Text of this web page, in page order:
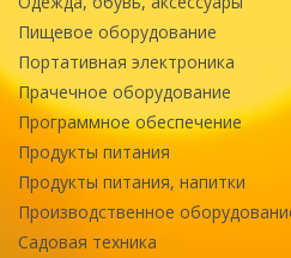
Пищевое оборудование
Портативная электроника
Прачечное оборудование
Программное обеспечение
Продукты питания
Продукты питания, напитки
Производственное
Садовая техника